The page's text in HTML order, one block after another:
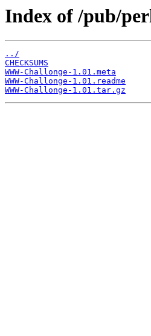
Index of /pub/
../
CHECKSUMS
WWW-Challonge-1.01.meta
WWW-Challonge-1.01.readme
WWW-Challonge-1.01.tar.gz